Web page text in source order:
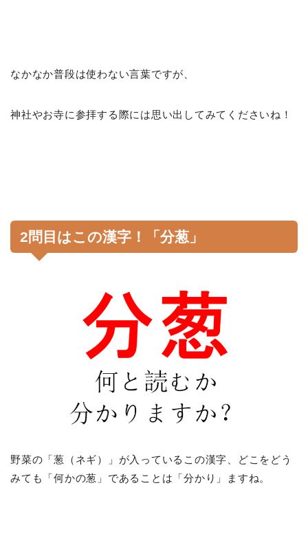
なかなか普段は使わない言葉ですが、
神社やお寺に参拝する際には思い出してみてくださいね！
2問目はこの漢字！「分葱」
野菜の「葱（ネギ）」が入っているこの漢字、どこをどう
みても「何かの葱」であることは「分かり」ますね。